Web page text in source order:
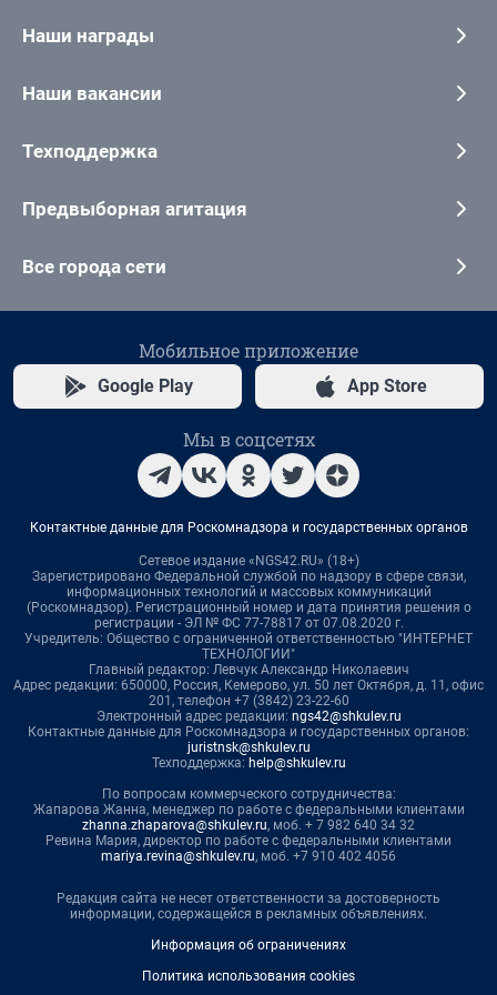
Наши награды
Наши вакансии
Техподдержка
Предвыборная агитация
Все города сети
Мобильное приложение
Google Play App Store
Мы в соцсетях
Контактные данные для Роскомнадзора и государственных органов
Сетевое издание «NGS42.RU» (18+)
Зарегистрировано Федеральной службой по надзору в сфере связи,
информационных технологий и массовых коммуникаций
(Роскомнадзор). Регистрационный номер и дата принятия решения о
регистрации - ЭЛ № ФС 77-78817 от 07.08.2020 г.
Учредитель: Общество с ограниченной ответственностью "ИНТЕРНЕТ
ТЕХНОЛОГИИ"
Главный редактор: Левчук Александр Николаевич
Адрес редакции: 650000, Россия, Кемерово, ул. 50 лет Октября, д. 11, офис
201, телефон +7 (3842) 23-22-60
Электронный адрес редакции: ngs42@shkulev.ru
Контактные данные для Роскомнадзора и государственных органов:
juristnsk@shkulev.ru
Техподдержка: help@shkulev.ru
По вопросам коммерческого сотрудничества:
Жапарова Жанна, менеджер по работе с федеральными клиентами
zhanna.zhaparova@shkulev.ru, моб. + 7 982 640 34 32
Ревина Мария, директор по работе с федеральными клиентами
mariya.revina@shkulev.ru, моб. +7 910 402 4056
Редакция сайта не несет ответственности за достоверность
информации, содержащейся в рекламных объявлениях.
Информация об ограничениях
Политика использования cookies